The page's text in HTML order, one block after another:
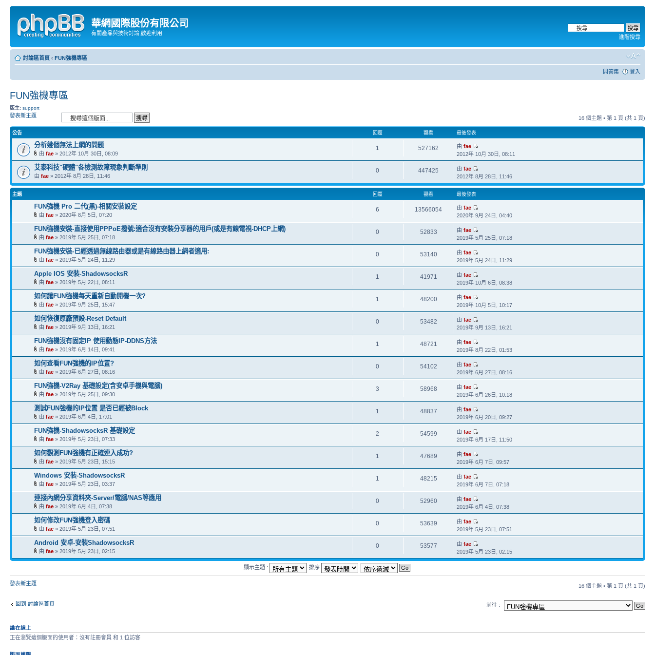
華網國際股份有限公司
有關產品與技術討論,歡迎利用
進階搜尋
討論區首頁 ‹ FUN強機專區
問答集 登入
FUN強機專區
版主: support
發表新主題 16 個主題 • 第 1 頁 (共 1 頁)
公告 回覆 觀看 最後發表
分析幾個無法上網的問題
由 fae » 2012年 10月 30日, 08:09
1 527162 由fae
2012年 10月 30日, 08:11
艾泰科技"硬體"各檢測故障現象判斷準則
由 fae » 2012年 8月 28日, 11:46
0 447425 由fae
2012年 8月 28日, 11:46
主題 回覆 觀看 最後發表
FUN強機 Pro 二代(黑)-相關安裝設定
由 fae » 2020年 8月 5日, 07:20
6 13566054 由fae
2020年 9月 24日, 04:40
FUN強機安裝-直接使用PPPoE撥號:適合沒有安裝分享器的用戶(或是有線電視-DHCP上網)
由 fae » 2019年 5月 25日, 07:18
0 52833 由fae
2019年 5月 25日, 07:18
FUN強機安裝-已經透過無線路由器或是有線路由器上網者適用:
由 fae » 2019年 5月 24日, 11:29
0 53140 由fae
2019年 5月 24日, 11:29
Apple IOS 安裝-ShadowsocksR
由 fae » 2019年 5月 22日, 08:11
1 41971 由fae
2019年 10月 6日, 08:38
如何讓FUN強機每天重新自動開機一次?
由 fae » 2019年 9月 25日, 15:47
1 48200 由fae
2019年 10月 5日, 10:17
如何恢復原廠預設-Reset Default
由 fae » 2019年 9月 13日, 16:21
0 53482 由fae
2019年 9月 13日, 16:21
FUN強機沒有固定IP 使用動態IP-DDNS方法
由 fae » 2019年 6月 14日, 09:41
1 48721 由fae
2019年 8月 22日, 01:53
如何查看FUN強機的IP位置?
由 fae » 2019年 6月 27日, 08:16
0 54102 由fae
2019年 6月 27日, 08:16
FUN強機-V2Ray 基礎設定(含安卓手機與電腦)
由 fae » 2019年 5月 25日, 09:30
3 58968 由fae
2019年 6月 26日, 10:18
測試FUN強機的IP位置 是否已經被Block
由 fae » 2019年 6月 4日, 17:01
1 48837 由fae
2019年 6月 20日, 09:27
FUN強機-ShadowsocksR 基礎設定
由 fae » 2019年 5月 23日, 07:33
2 54599 由fae
2019年 6月 17日, 11:50
如何觀測FUN強機有正確連入成功?
由 fae » 2019年 5月 23日, 15:15
1 47689 由fae
2019年 6月 7日, 09:57
Windows 安裝-ShadowsocksR
由 fae » 2019年 5月 23日, 03:37
1 48215 由fae
2019年 6月 7日, 07:18
連接內網分享資料夾-Server/電腦/NAS等應用
由 fae » 2019年 6月 4日, 07:38
0 52960 由fae
2019年 6月 4日, 07:38
如何修改FUN強機登入密碼
由 fae » 2019年 5月 23日, 07:51
0 53639 由fae
2019年 5月 23日, 07:51
Android 安卓-安裝ShadowsocksR
由 fae » 2019年 5月 23日, 02:15
0 53577 由fae
2019年 5月 23日, 02:15
顯示主題 : 排序
發表新主題 16 個主題 • 第 1 頁 (共 1 頁)
回到 討論區首頁 前往 :
誰在線上
正在瀏覽這個版面的使用者：沒有註冊會員 和 1 位訪客